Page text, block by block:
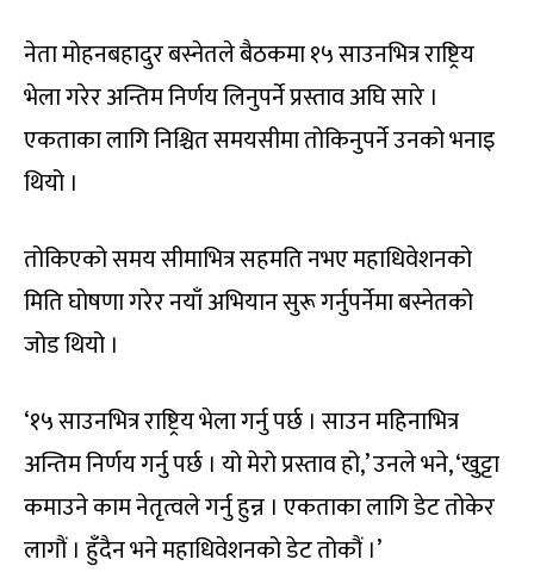
नेता मोहनबहादुर बस्नेतले बैठकमा १५ साउनभित्र राष्ट्रिय
भेला गरेर अन्तिम निर्णय लिनुपर्ने प्रस्ताव अघि सारे ।
एकताका लागि निश्चित समयसीमा तोकिनुपर्ने उनको भनाइ
थियो ।
तोकिएको समय सीमाभित्र सहमति नभए महाधिवेशनको
मिति घोषणा गरेर नयाँ अभियान सुरू गर्नुपर्नेमा बस्नेतको
जोड थियो ।
‘१५ साउनभित्र राष्ट्रिय भेला गर्नु पर्छ । साउन महिनाभित्र
अन्तिम निर्णय गर्नु पर्छ । यो मेरो प्रस्ताव हो,’ उनले भने, ‘खुट्टा
कमाउने काम नेतृत्वले गर्नु हुन्न । एकताका लागि डेट तोकेर
लागौं । हुँदैन भने महाधिवेशनको डेट तोकौं ।’